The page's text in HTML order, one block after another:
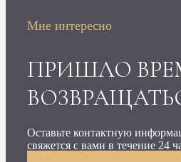
Мне интересно
ПРИШЛО
Оставьте контактную
свяжется с вами в течение 24